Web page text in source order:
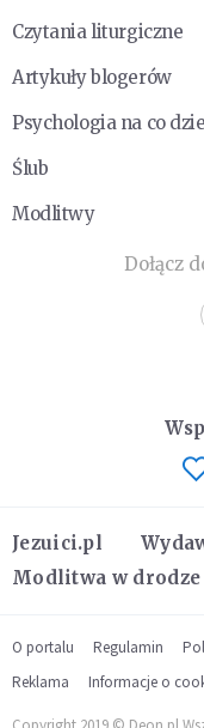
Czytania liturgiczne
Artykuły blogerów
Psychologia na co
Ślub
Modlitwy
Dołącz
Jezuici.pl
Modlitwa w drodze
O portalu Regulamin
Reklama
Informacje o